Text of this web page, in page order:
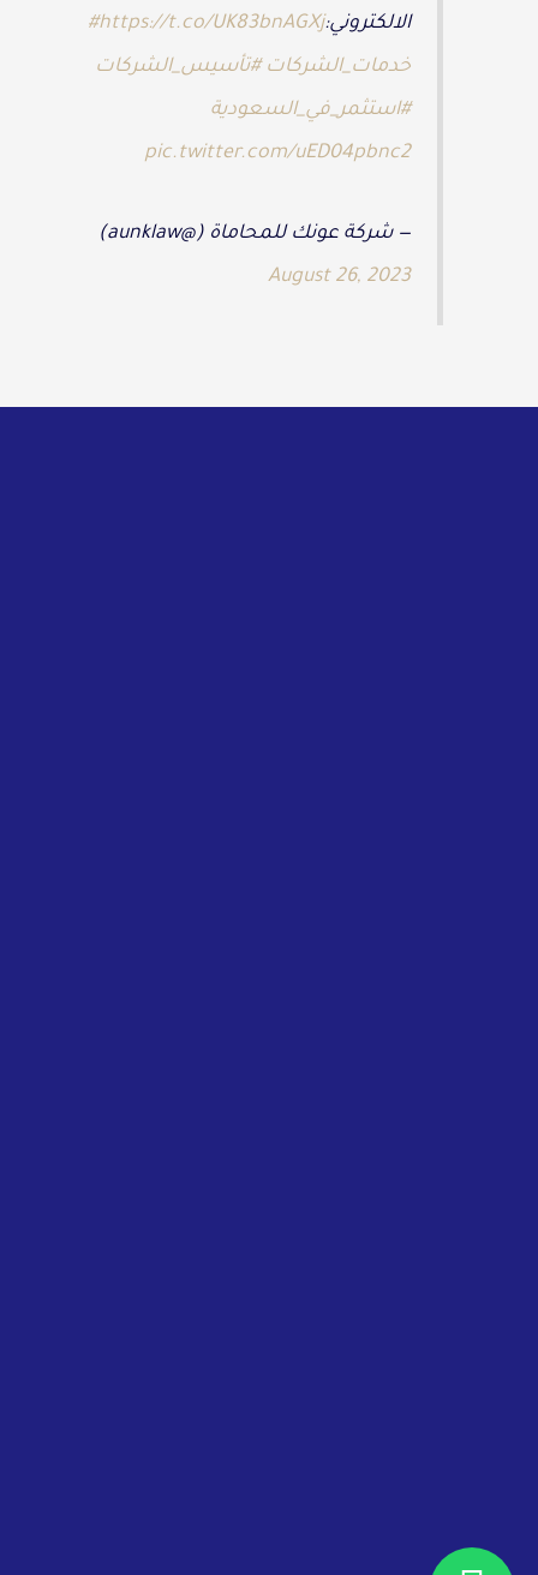
الالكتروني:https://t.co/UK83bnAGXj
#
خدمات_الشركات #تأسيس_الشركات
#استثمر_في_السعودية
pic.twitter.com/uED04pbnc2
— شركة عونك للمحاماة (@aunklaw)
August 26, 2023